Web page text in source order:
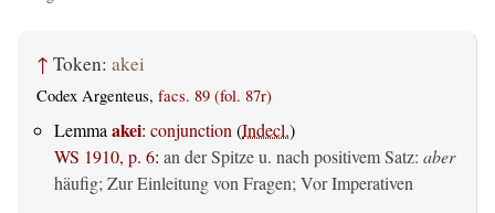
↑ Token: akei
Codex Argenteus, facs. 89 (fol. 87r)
Lemma akei: conjunction (Indecl.)
WS 1910, p. 6: an der Spitze u. nach positivem Satz: aber
häufig; Zur Einleitung von Fragen; Vor Imperativen